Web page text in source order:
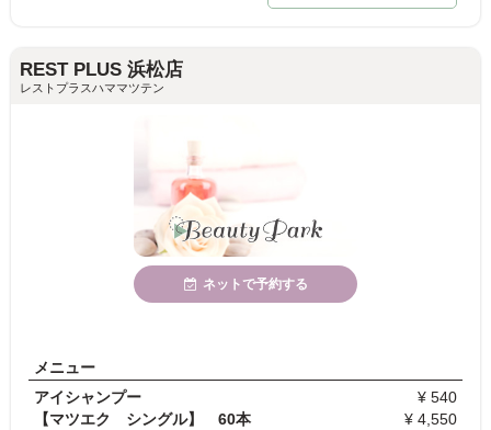
REST PLUS 浜松店
レストプラスハママツテン
ネットで予約する
メニュー
アイシャンプー
¥ 540
【マツエク シングル】 60本
¥ 4,550